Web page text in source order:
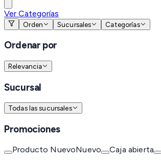
Ver Categorías
Orden Sucursales Categorías
Ordenar por
Relevancia
Sucursal
Todas las sucursales
Promociones
Producto NuevoNuevo Caja abierta